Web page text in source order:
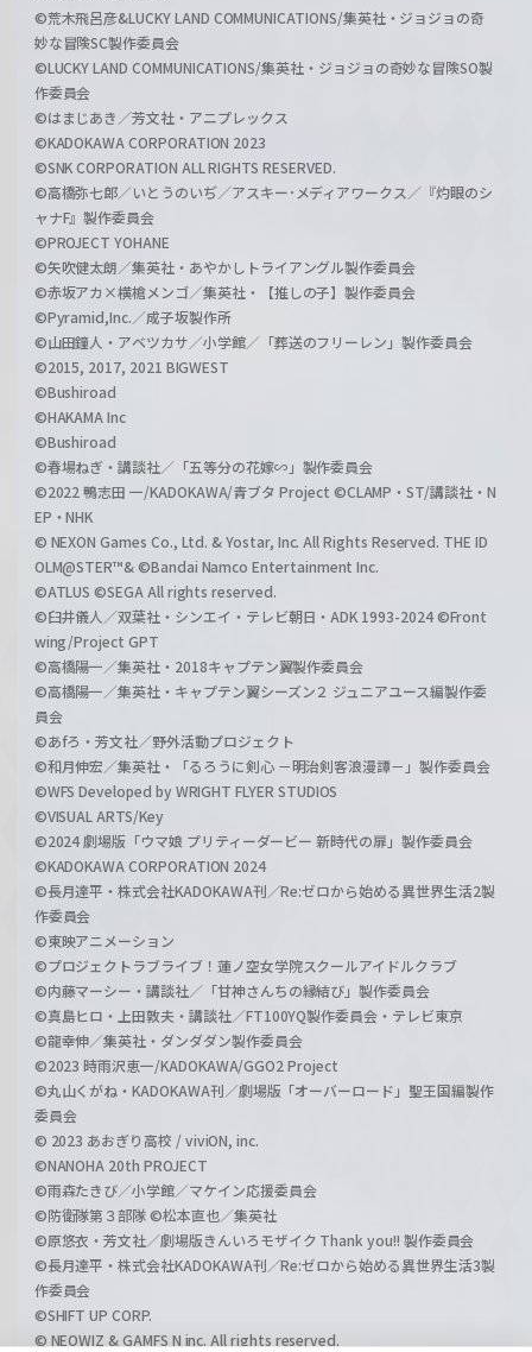
©荒木飛呂彦&LUCKY LAND COMMUNICATIONS/集英社・ジョジョの奇
妙な冒険SC製作委員会
©LUCKY LAND COMMUNICATIONS/集英社・ジョジョの奇妙な冒険SO製
作委員会
©はまじあき／芳文社・アニプレックス
©KADOKAWA CORPORATION 2023
©SNK CORPORATION ALL RIGHTS RESERVED.
©高橋弥七郎／いとうのいぢ／アスキー･メディアワークス／『灼眼のシ
ャナF』製作委員会
©PROJECT YOHANE
©矢吹健太朗／集英社・あやかしトライアングル製作委員会
©赤坂アカ×横槍メンゴ／集英社・【推しの子】製作委員会
©Pyramid,Inc.／成子坂製作所
©山田鐘人・アベツカサ／小学館／「葬送のフリーレン」製作委員会
©2015, 2017, 2021 BIGWEST
©Bushiroad
©HAKAMA Inc
©Bushiroad
©春場ねぎ・講談社／「五等分の花嫁∽」製作委員会
©2022 鴨志田 一/KADOKAWA/青ブタ Project ©CLAMP・ST/講談社・N
EP・NHK
© NEXON Games Co., Ltd. & Yostar, Inc. All Rights Reserved. THE ID
OLM@STER™& ©Bandai Namco Entertainment Inc.
©ATLUS ©SEGA All rights reserved.
©臼井儀人／双葉社・シンエイ・テレビ朝日・ADK 1993-2024 ©Front
wing/Project GPT
©高橋陽一／集英社・2018キャプテン翼製作委員会
©高橋陽一／集英社・キャプテン翼シーズン２ ジュニアユース編製作委
員会
©あfろ・芳文社／野外活動プロジェクト
©和月伸宏／集英社・「るろうに剣心 －明治剣客浪漫譚－」製作委員会
©WFS Developed by WRIGHT FLYER STUDIOS
©VISUAL ARTS/Key
©2024 劇場版「ウマ娘 プリティーダービー 新時代の扉」製作委員会
©KADOKAWA CORPORATION 2024
©長月達平・株式会社KADOKAWA刊／Re:ゼロから始める異世界生活2製
作委員会
©東映アニメーション
©プロジェクトラブライブ！蓮ノ空女学院スクールアイドルクラブ
©内藤マーシー・講談社／「甘神さんちの縁結び」製作委員会
©真島ヒロ・上田敦夫・講談社／FT100YQ製作委員会・テレビ東京
©龍幸伸／集英社・ダンダダン製作委員会
©2023 時雨沢恵一/KADOKAWA/GGO2 Project
©丸山くがね・KADOKAWA刊／劇場版「オーバーロード」聖王国編製作
委員会
© 2023 あおぎり高校 / viviON, inc.
©NANOHA 20th PROJECT
©雨森たきび／小学館／マケイン応援委員会
©防衛隊第３部隊 ©松本直也／集英社
©原悠衣・芳文社／劇場版きんいろモザイク Thank you!! 製作委員会
©長月達平・株式会社KADOKAWA刊／Re:ゼロから始める異世界生活3製
作委員会
©SHIFT UP CORP.
© NEOWIZ & GAMFS N inc. All rights reserved.